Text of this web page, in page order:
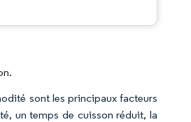
sont les principaux facteurs
un temps de cuisson réduit, la